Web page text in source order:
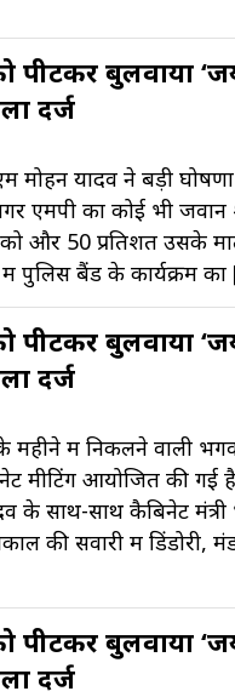
बुलवाया ‘जय
दर्ज
मोहन यादव ने बड़ी
एमपी का कोई भी जवान
और 50 प्रतिशत उसके
पुलिस बैंड के कार्यक्रम
बुलवाया ‘जय
दर्ज
महीने में निकलने वाली
मीटिंग आयोजित की गई
के साथ-साथ कैबिनेट मंत्री
की सवारी में डिंडोरी,
बुलवाया ‘जय
दर्ज